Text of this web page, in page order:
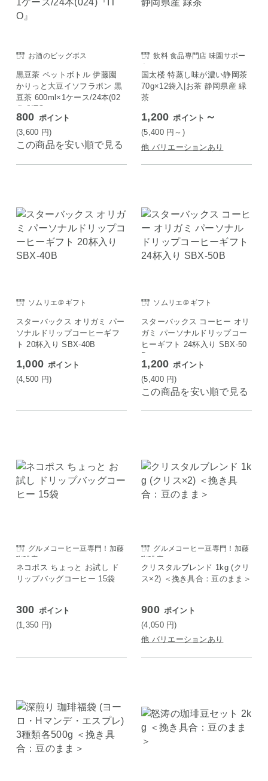
お酒のビッグボス
黒豆茶 ペットボトル 伊藤園
かりっと大豆イソフラボン 黒
豆茶 600ml×1ケース/24本(02
4)『ITO』
800 ポイント
(3,600 円)
この商品を安い順で見る
飲料 食品専門店 味園サポー
ト
国太楼 特蒸し味が濃い静岡茶
70g×12袋入|お茶 静岡県産 緑
茶
1,200 ポイント ～
(5,400 円 ～)
他 バリエーションあり
ソムリエ＠ギフト
スターバックス オリガミ パー
ソナルドリップコーヒーギフ
ト 20杯入り SBX-40B
1,000 ポイント
(4,500 円)
ソムリエ＠ギフト
スターバックス コーヒー オリ
ガミ パーソナルドリップコー
ヒーギフト 24杯入り SBX-50
B
1,200 ポイント
(5,400 円)
この商品を安い順で見る
グルメコーヒー豆専門！加藤
珈琲店
ネコポス ちょっと お試し ド
リップバッグコーヒー 15袋
300 ポイント
(1,350 円)
グルメコーヒー豆専門！加藤
珈琲店
クリスタルブレンド 1kg (クリ
ス×2) ＜挽き具合：豆のまま＞
900 ポイント
(4,050 円)
他 バリエーションあり